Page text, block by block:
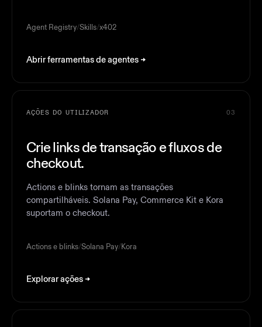
Agent Registry/Skills/x402
Abrir ferramentas de agentes
AÇÕES DO UTILIZADOR 03
Crie links de transação e fluxos de
checkout.
Actions e blinks tornam as transações
compartilháveis. Solana Pay, Commerce Kit e Kora
suportam o checkout.
Actions e blinks/Solana Pay/Kora
Explorar ações